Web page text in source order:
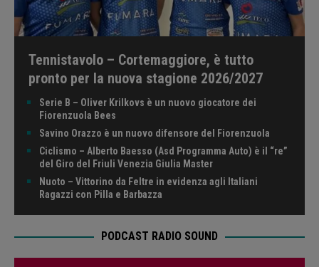
Tennistavolo – Cortemaggiore, è tutto
pronto per la nuova stagione 2026/2027
Serie B – Oliver Krilkovs è un nuovo giocatore dei
Fiorenzuola Bees
Savino Orazzo è un nuovo difensore del Fiorenzuola
Ciclismo – Alberto Baesso (Asd Programma Auto) è il “re”
del Giro del Friuli Venezia Giulia Master
Nuoto – Vittorino da Feltre in evidenza agli Italiani
Ragazzi con Pilla e Barbazza
PODCAST RADIO SOUND